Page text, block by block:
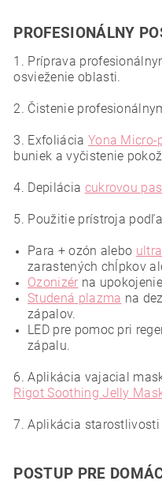
PROFESIONÁLNY
1. Príprava
osvieženie oblasti.
2. Čistenie
3. Exfoliácia Yona Micro-
buniek a vyčistenie
4. Depilácia cukrovou
5. Použitie prístroja
Para + ozón alebo
zarastených chĺpkov
Ozonizér na
Studená plazma na
zápalov.
LED pre pomoc pri
zápalu.
6. Aplikácia vajacial
Rigot Soothing Jelly
7. Aplikácia starostlivosti
POSTUP PRE